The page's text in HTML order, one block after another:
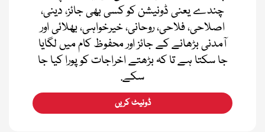
چندے یعنی ڈونیشن کو کسی بھی جائز، دینی،
اصلاحی، فلاحی، روحانی، خیرخواہی، بھلائی اور
آمدنی بڑھانے کے جائز اور محفوظ کام میں لگایا
جا سکتا ہے تا کہ بڑھتے اخراجات کو پورا کیا جا
سکے.
ڈونیٹ کریں